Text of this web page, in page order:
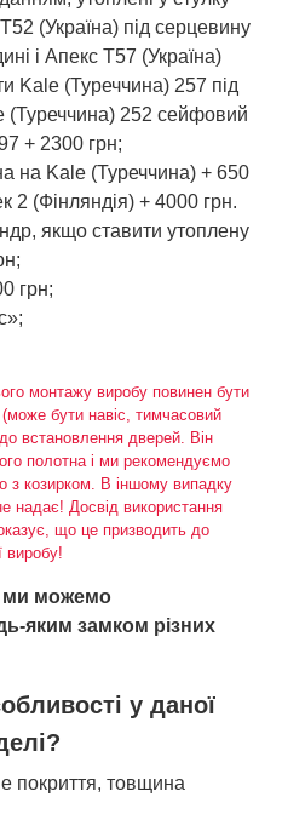
(Україна) під серцевину
і Апекс Т57 (Україна)
Kale (Туреччина) 257 під
(Туреччина) 252 сейфовий
+ 2300 грн;
на Kale (Туреччина) + 650
2 (Фінляндія) + 4000 грн.
якщо ставити утоплену
грн;
монтажу виробу повинен бути
бути навіс, тимчасовий
встановлення дверей. Він
полотна і ми рекомендуємо
з козирком. В іншому випадку
надає! Досвід використання
що це призводить до
виробу!
ми можемо
яким замком різних
у даної
покриття, товщина